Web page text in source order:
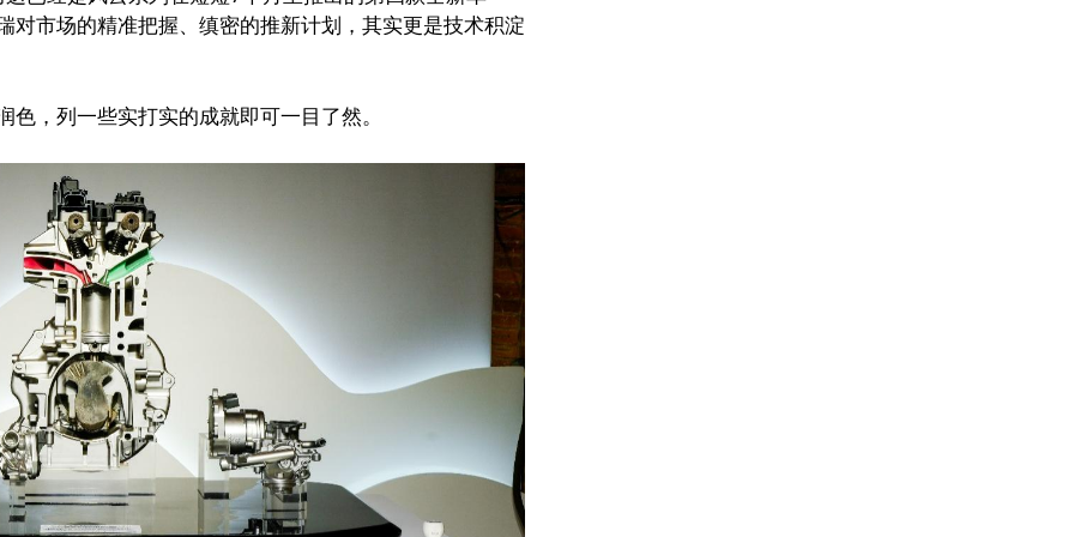
对市场的精准把握、缜密的推新计划，其实更是技术积淀
，列一些实打实的成就即可一目了然。